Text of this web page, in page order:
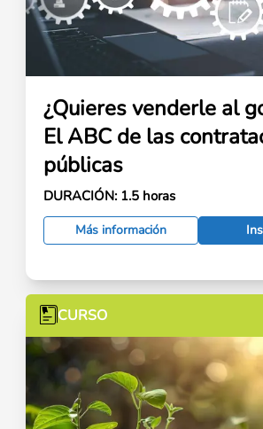
¿Quieres venderle al
El ABC de las
públicas
DURACIÓN: 1.5 horas
Más información
CURSO